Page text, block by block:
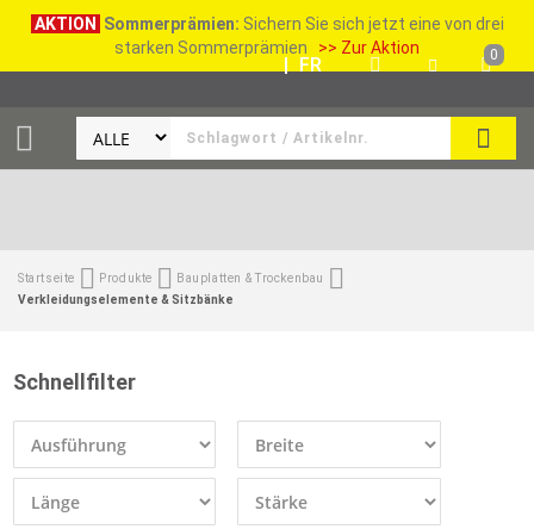
AKTION Sommerprämien: Sichern Sie sich jetzt eine von drei
starken Sommerprämien >> Zur Aktion
SUCHE
| FR 0
Startseite Produkte
Bauplatten & Trockenbau
Verkleidungselemente & Sitzbänke
Schnellfilter